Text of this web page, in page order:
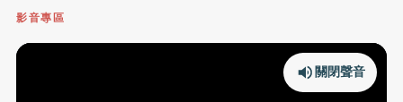
影音專區
關閉聲音